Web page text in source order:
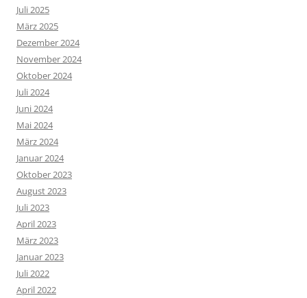
Juli 2025
März 2025
Dezember 2024
November 2024
Oktober 2024
Juli 2024
Juni 2024
Mai 2024
März 2024
Januar 2024
Oktober 2023
August 2023
Juli 2023
April 2023
März 2023
Januar 2023
Juli 2022
April 2022